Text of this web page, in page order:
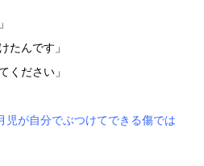
たんです」
ください」
自分でぶつけてできる傷では